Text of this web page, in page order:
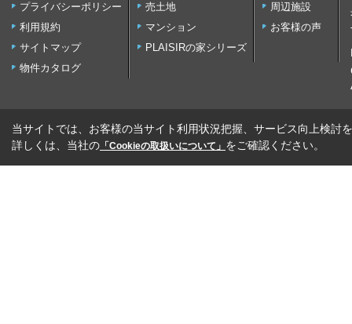
プライバシーポリシー
利用規約
サイトマップ
物件カタログ
売土地
マンション
PLAISIRの家シリーズ
周辺施設
お客様の声
当サイトでは、お客様の当サイト利用状況把握、サービス向上検討
詳しくは、当社の 「Cookieの取扱いについて」 をご確認ください。